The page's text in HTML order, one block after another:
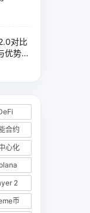
对比
优势分
合约
心化
2
币